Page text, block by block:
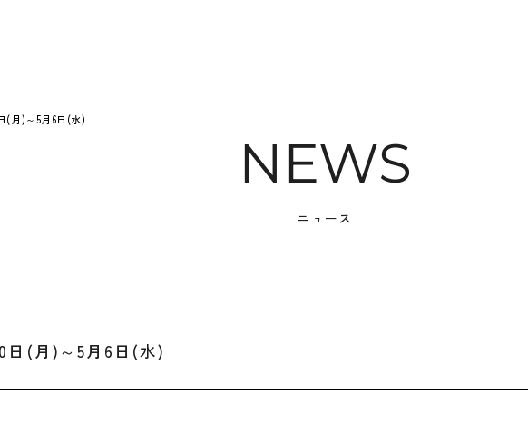
(月)～5月6日(水)
ニュース
(月)～5月6日(水)